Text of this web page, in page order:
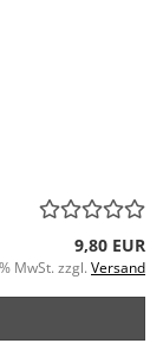
9,80 EUR
MwSt. zzgl. Versand